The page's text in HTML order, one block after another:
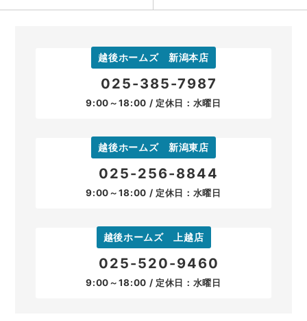
越後ホームズ 新潟本店
025-385-7987
9:00～18:00 / 定休日：水曜日
越後ホームズ 新潟東店
025-256-8844
9:00～18:00 / 定休日：水曜日
越後ホームズ 上越店
025-520-9460
9:00～18:00 / 定休日：水曜日